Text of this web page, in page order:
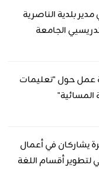
بلدية الناصرية
الجامعة
عمل حول "تعليمات
يشاركان في أعمال
لتطوير أقسام اللغة